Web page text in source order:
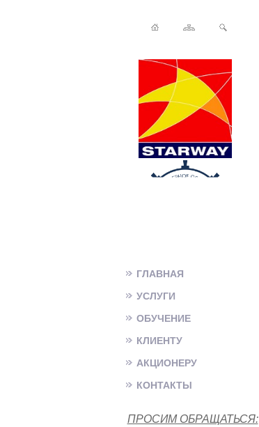
ГЛАВНАЯ
УСЛУГИ
ОБУЧЕНИЕ
КЛИЕНТУ
АКЦИОНЕРУ
КОНТАКТЫ
ПРОСИМ ОБРАЩАТЬСЯ: